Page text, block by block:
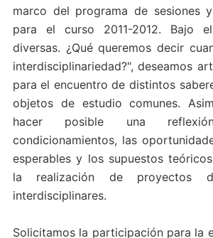
marco del programa de sesiones
para el curso 2011-2012. Bajo
diversas. ¿Qué queremos decir
interdisciplinariedad?", deseamos
para el encuentro de distintos
objetos de estudio comunes.
hacer posible una
condicionamientos, las
esperables y los supuestos
la realización de proyectos
interdisciplinares.
Solicitamos la participación para la